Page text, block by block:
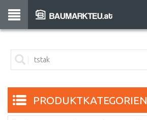
PRODUKTKATEGORIEN